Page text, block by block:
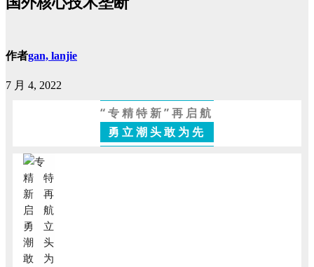
作者gan, lanjie
7 月 4, 2022
“专精特新”再启航
勇立潮头敢为先